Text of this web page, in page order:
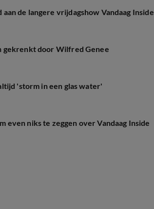
de langere vrijdagshow Vandaag Inside
gekrenkt door Wilfred Genee
'storm in een glas water'
even niks te zeggen over Vandaag Inside